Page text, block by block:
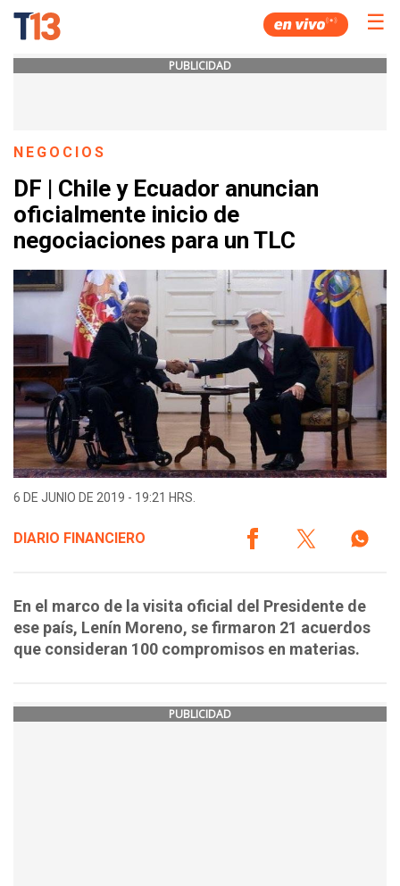
☰
PUBLICIDAD
NEGOCIOS
DF | Chile y Ecuador anuncian
oficialmente inicio de
negociaciones para un TLC
6 DE JUNIO DE 2019 - 19:21 HRS.
DIARIO FINANCIERO
En el marco de la visita oficial del Presidente de
ese país, Lenín Moreno, se firmaron 21 acuerdos
que consideran 100 compromisos en materias.
PUBLICIDAD